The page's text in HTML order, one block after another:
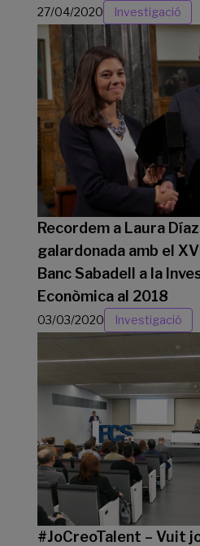
27/04/2020 Investigació
Recordem a Laura
galardonada amb el
Banc Sabadell a la
Econòmica al 2018
03/03/2020 Investigació
#JoCreoTalent – Vuit